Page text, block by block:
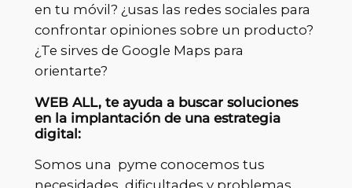
en tu móvil? ¿usas las redes sociales para
confrontar opiniones sobre un producto?
¿Te sirves de Google Maps para
orientarte?
WEB ALL, te ayuda a buscar soluciones
en la implantación de una estrategia
digital:
Somos una pyme conocemos tus